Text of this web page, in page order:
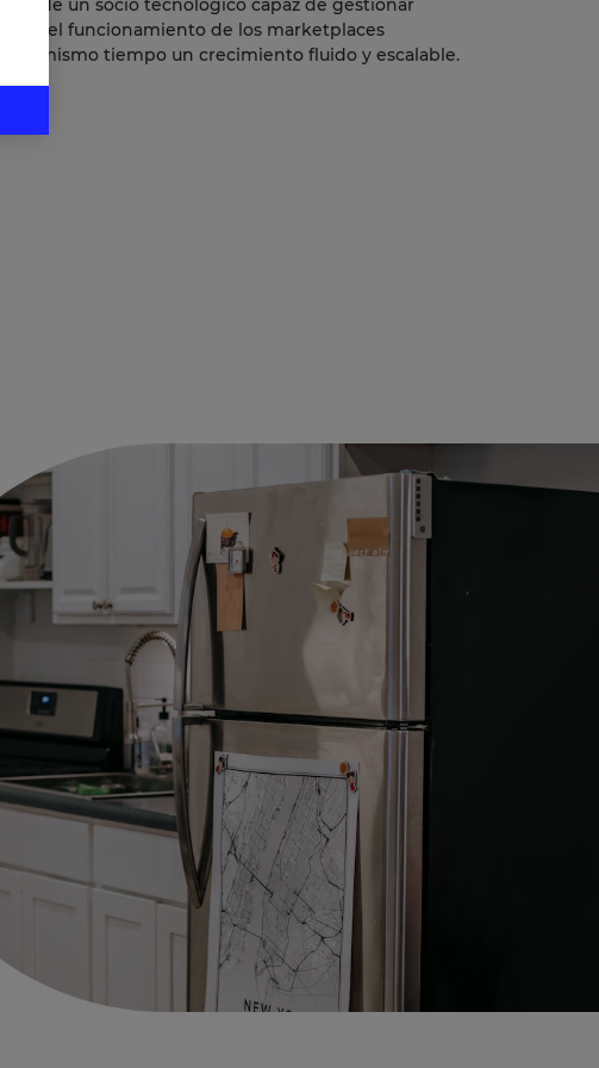
de un socio tecnológico capaz de gestionar
y el funcionamiento de los marketplaces
al mismo tiempo un crecimiento fluido y escalable.